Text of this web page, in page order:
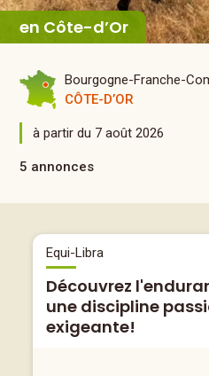
en Côte-d’Or
Bourgogne-Franche-
CÔTE-D’OR
à partir du 7 août 2026
5 annonces
Equi-Libra
Découvrez
une discipline
exigeante!